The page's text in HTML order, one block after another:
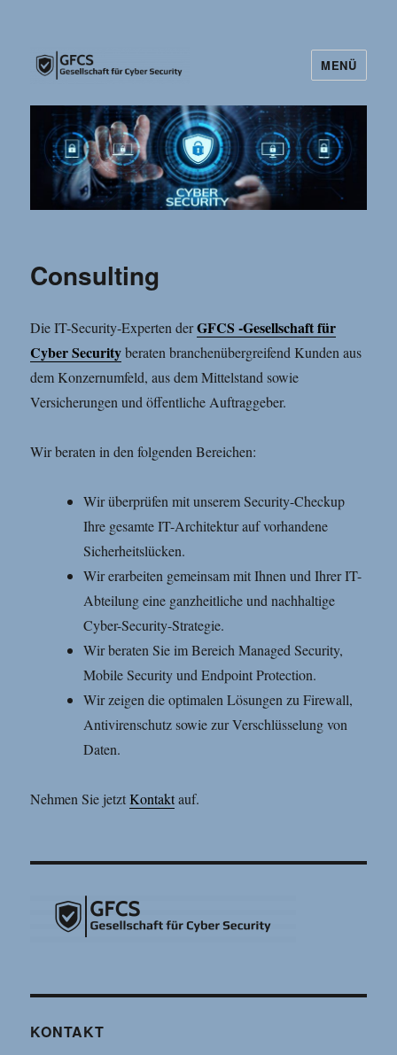
Gesellschaft für Cyber Security
(GFSC)
MENÜ
Consulting
Die IT-Security-Experten derGFCS -Gesellschaft für
Cyber Securityberaten branchenübergreifend Kunden aus
dem Konzernumfeld, aus dem Mittelstand sowie
Versicherungen und öffentliche Auftraggeber.
Wir beraten in den folgenden Bereichen:
Wir überprüfen mit unserem Security-Checkup
Ihre gesamte IT-Architektur auf vorhandene
Sicherheitslücken.
Wir erarbeiten gemeinsam mit Ihnen und Ihrer IT-
Abteilung eine ganzheitliche und nachhaltige
Cyber-Security-Strategie.
Wir beraten Sie im Bereich Managed Security,
Mobile Security und Endpoint Protection.
Wir zeigen die optimalen Lösungen zu Firewall,
Antivirenschutz sowie zur Verschlüsselung von
Daten.
Nehmen Sie jetztKontaktauf.
KONTAKT